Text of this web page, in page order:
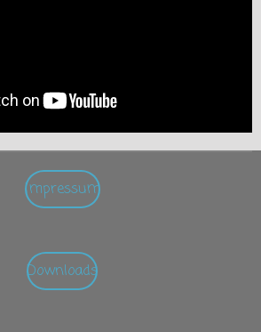
Impressum
Downloads